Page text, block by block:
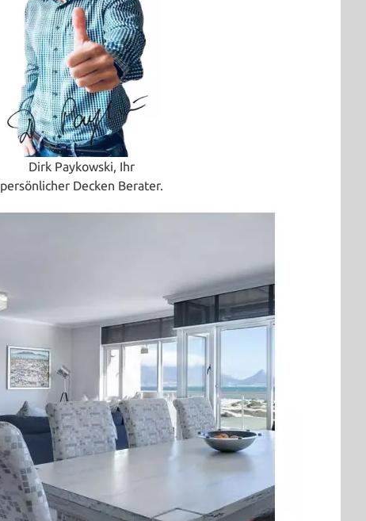
Dirk Paykowski, Ihr
persönlicher Decken Berater.